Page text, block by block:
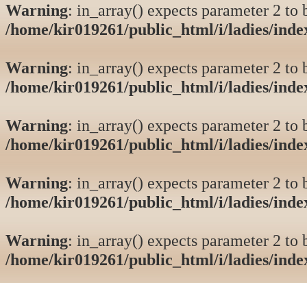
Warning: in_array() expects parameter 2 to
/home/kir019261/public_html/i/ladies/
Warning: in_array() expects parameter 2 to
/home/kir019261/public_html/i/ladies/
Warning: in_array() expects parameter 2 to
/home/kir019261/public_html/i/ladies/
Warning: in_array() expects parameter 2 to
/home/kir019261/public_html/i/ladies/
Warning: in_array() expects parameter 2 to
/home/kir019261/public_html/i/ladies/